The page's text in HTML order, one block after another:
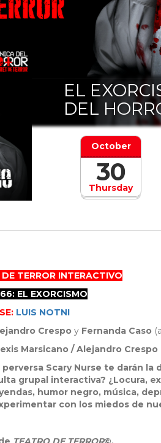
EL
DEL
Thursday
October
30
TERROR INTERACTIVO
EL EXORCISMO
LUIS NOTNI
Crespo y Fernanda Caso
Marsicano / Alejandro Crespo
perversa Scary Nurse te darán
grupal interactiva? ¿Locura,
humor negro, música,
con los miedos de